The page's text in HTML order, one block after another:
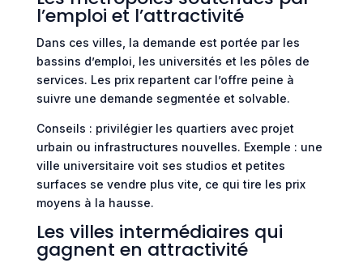
l’emploi et l’attractivité
Dans ces villes, la demande est portée par les
bassins d’emploi, les universités et les pôles de
services. Les prix repartent car l’offre peine à
suivre une demande segmentée et solvable.
Conseils : privilégier les quartiers avec projet
urbain ou infrastructures nouvelles. Exemple : une
ville universitaire voit ses studios et petites
surfaces se vendre plus vite, ce qui tire les prix
moyens à la hausse.
Les villes intermédiaires qui
gagnent en attractivité